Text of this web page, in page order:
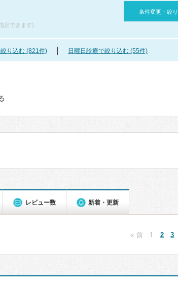
定できます)
条件変更・絞
り込む (821件) 日曜日診療で絞り込む (55件)
レビュー数 新着・更新
« 前 1 2 3